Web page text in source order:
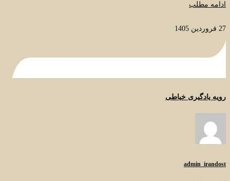
ادامه مطلب
27 فروردین 1405
رویه یادگیری خیاطی
admin_irandost